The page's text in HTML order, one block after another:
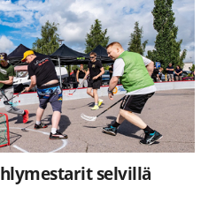
selvillä